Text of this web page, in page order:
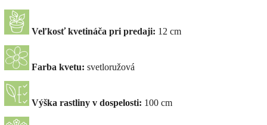
Veľkosť kvetináča pri predaji: 12 cm
Farba kvetu: svetloružová
Výška rastliny v dospelosti: 100 cm